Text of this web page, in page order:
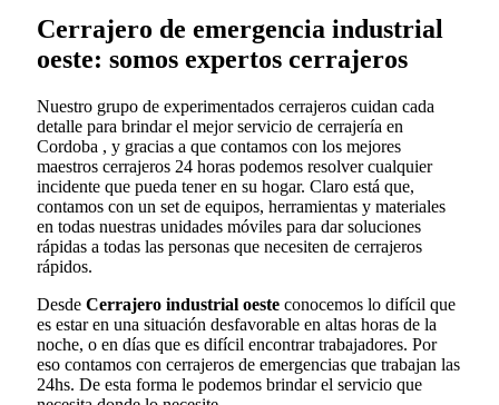
Cerrajero de emergencia industrial
oeste: somos expertos cerrajeros
Nuestro grupo de experimentados cerrajeros cuidan cada
detalle para brindar el mejor servicio de cerrajería en
Cordoba , y gracias a que contamos con los mejores
maestros cerrajeros 24 horas podemos resolver cualquier
incidente que pueda tener en su hogar. Claro está que,
contamos con un set de equipos, herramientas y materiales
en todas nuestras unidades móviles para dar soluciones
rápidas a todas las personas que necesiten de cerrajeros
rápidos.
Desde Cerrajero industrial oeste conocemos lo difícil que
es estar en una situación desfavorable en altas horas de la
noche, o en días que es difícil encontrar trabajadores. Por
eso contamos con cerrajeros de emergencias que trabajan las
24hs. De esta forma le podemos brindar el servicio que